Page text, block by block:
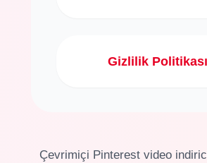
Gizlilik Politikası
Çevrimiçi Pinterest video